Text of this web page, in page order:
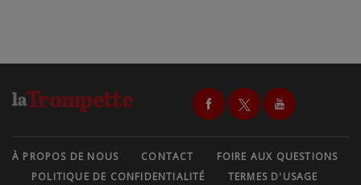
À PROPOS DE NOUS CONTACT
FOIRE AUX QUESTIONS
POLITIQUE DE CONFIDENTIALITÉ
TERMES D'USAGE